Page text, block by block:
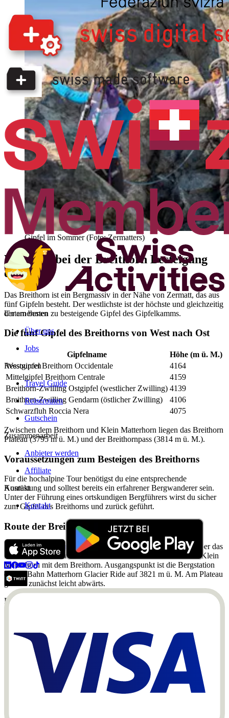
Gipfel im Sommer (Foto: Zermatters)
Was dich bei der Breithorn Besteigung
erwartet
Das Breithorn ist ein Bergmassiv in der Nähe von Zermatt, das aus
fünf Gipfeln besteht. Der westlichste ist der höchste und gleichzeitig
der am besten zu besteigende Gipfel des Gipfelkamms.
Die fünf Gipfel des Breithorns von West nach Ost
Gipfelname
Höhe (m ü. M.)
Westgipfel Breithorn Occidentale
4164
Mittelgipfel Breithorn Centrale
4159
Breithorn-Zwilling Ostgipfel (westlicher Zwilling) 4139
Breithorn-Zwilling Gendarm (östlicher Zwilling)
4106
Schwarzfluh Roccia Nera
4075
Zwischen dem Breithorn und Klein Matterhorn liegen das Breithorn
Plateau (3795 m ü. M.) und der Breithornpass (3814 m ü. M.).
Voraussetzungen zum Besteigen des Breithorns
Für die hochalpine Tour benötigst du eine entsprechende
Ausrüstung und solltest bereits ein erfahrener Bergwanderer sein.
Unter der Führung eines ortskundigen Bergführers wirst du sicher
zum Gipfel des Breithorns und zurück geführt.
Route der Breithorn Besteigung
Du gehst bei der Breithorn Besteigungmit dem Bergführer über das
Breithorn Plateau und den Breithorn Pass. Sie verbinden das Klein
Matterhorn mit dem Breithorn. Ausgangspunkt ist die Bergstation
der 3S Bahn Matterhorn Glacier Ride auf 3821 m ü. M. Am Plateau
geht es zunächst leicht abwärts.
Die am häufigsten verwendete Route führt anfangs über den Firn
Insgesamt überwindet ihr dabei 415 Höhenmeter. Die Strecke (Hin-
und Rückweg) ist etwa 5.4 km lang. Die Bergtour dauert bis zu 3.5
Einzelne Etappen: Start an der Bergstation Matterhorn Glacier
Paradise (Klein Matterhorn) Traversierung (Überquerung) des
Gletschers über den Breithorn Pass und das Breithorn Plateau
Unternehmen
Über uns
Jobs
Ressourcen
Travel Guide
Reiserouten
Gutschein
Zusammenarbeit
Anbieter werden
Affiliate
Kontakt
Kontakt